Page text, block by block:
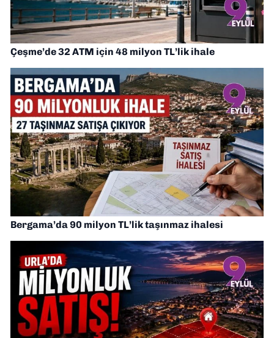
Çeşme’de 32 ATM için 48 milyon TL’lik ihale
Bergama’da 90 milyon TL’lik taşınmaz ihalesi